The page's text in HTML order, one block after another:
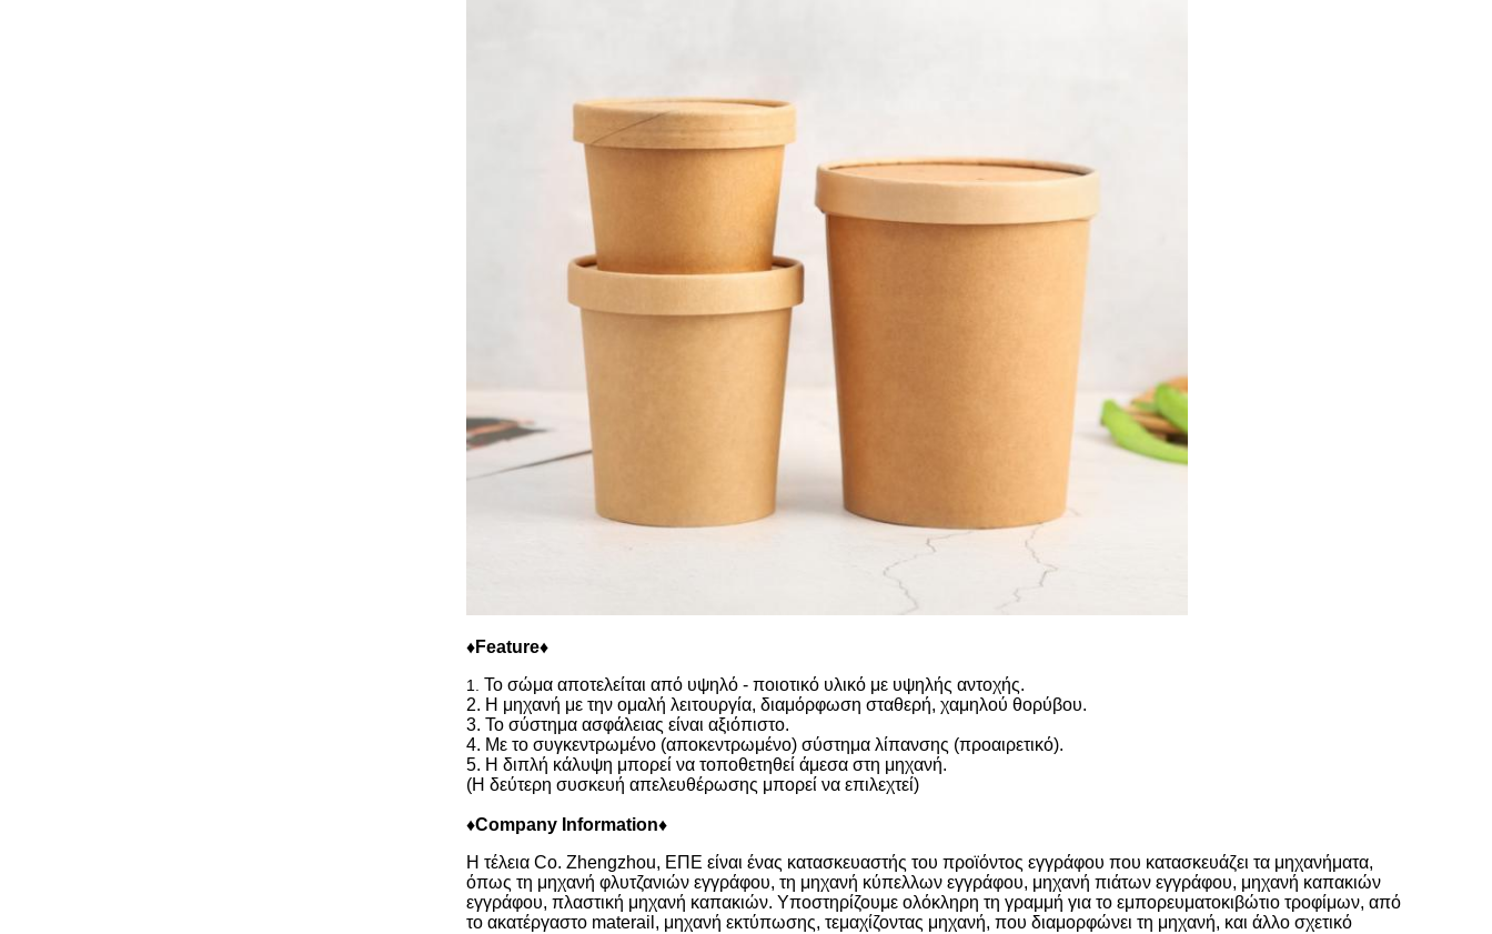
♦Feature♦
1. Το σώμα αποτελείται από υψηλό - ποιοτικό υλικό με υψηλής αντοχής.
2. Η μηχανή με την ομαλή λειτουργία, διαμόρφωση σταθερή, χαμηλού θορύβου.
3. Το σύστημα ασφάλειας είναι αξιόπιστο.
4. Με το συγκεντρωμένο (αποκεντρωμένο) σύστημα λίπανσης (προαιρετικό).
5. Η διπλή κάλυψη μπορεί να τοποθετηθεί άμεσα στη μηχανή.
(Η δεύτερη συσκευή απελευθέρωσης μπορεί να επιλεχτεί)
♦Company Information♦
Η τέλεια Co. Zhengzhou, ΕΠΕ είναι ένας κατασκευαστής του προϊόντος εγγράφου που κατασκευάζει τα μηχανήματα,
όπως τη μηχανή φλυτζανιών εγγράφου, τη μηχανή κύπελλων εγγράφου, μηχανή πιάτων εγγράφου, μηχανή καπακιών
εγγράφου, πλαστική μηχανή καπακιών. Υποστηρίζουμε ολόκληρη τη γραμμή για το εμπορευματοκιβώτιο τροφίμων, από
το ακατέργαστο materail, μηχανή εκτύπωσης, τεμαχίζοντας μηχανή, που διαμορφώνει τη μηχανή, και άλλο σχετικό